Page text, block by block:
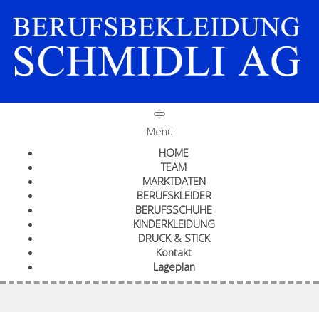
Menu
HOME
TEAM
MARKTDATEN
BERUFSKLEIDER
BERUFSSCHUHE
KINDERKLEIDUNG
DRUCK & STICK
Kontakt
Lageplan